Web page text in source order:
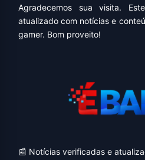
Agradecemos sua visita.
atualizado com notícias e
gamer. Bom proveito!
📰 Notícias verificadas e